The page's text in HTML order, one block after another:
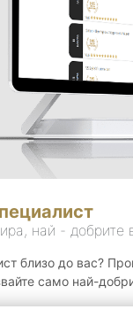
най - добрите
близо до вас?
само най-